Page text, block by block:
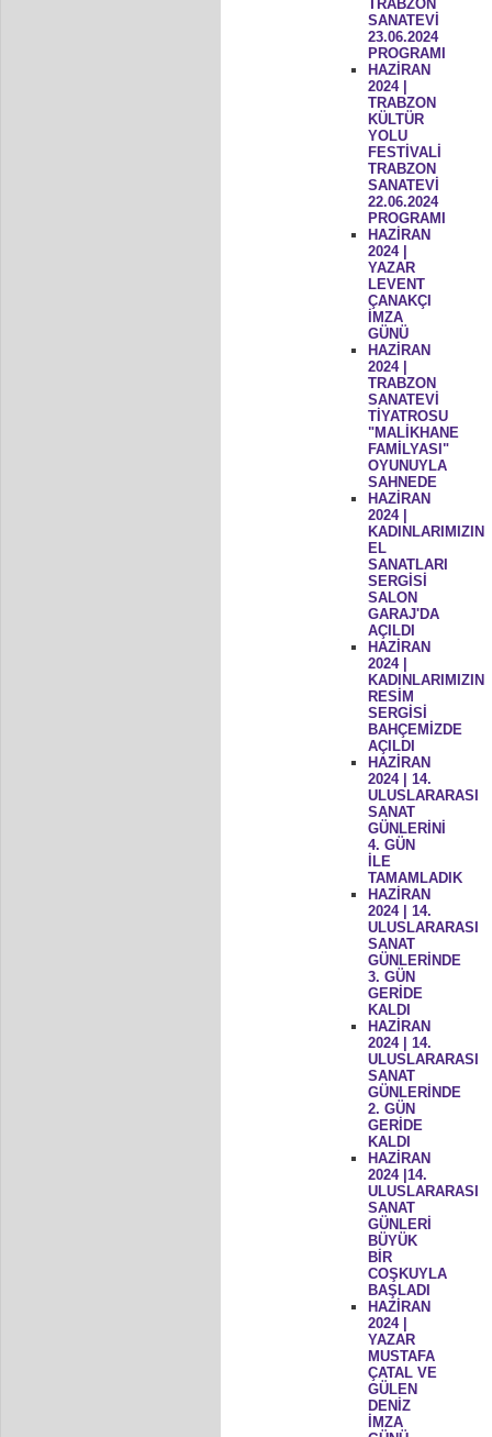
TRABZON
SANATEVİ
23.06.2024
PROGRAMI
HAZİRAN
2024 |
TRABZON
KÜLTÜR
YOLU
FESTİVALİ
TRABZON
SANATEVİ
22.06.2024
PROGRAMI
HAZİRAN
2024 |
YAZAR
LEVENT
ÇANAKÇI
İMZA
GÜNÜ
HAZİRAN
2024 |
TRABZON
SANATEVİ
TİYATROSU
"MALİKHANE
FAMİLYASI"
OYUNUYLA
SAHNEDE
HAZİRAN
2024 |
KADINLARIMIZIN
EL
SANATLARI
SERGİSİ
SALON
GARAJ'DA
AÇILDI
HAZİRAN
2024 |
KADINLARIMIZIN
RESİM
SERGİSİ
BAHÇEMİZDE
AÇILDI
HAZİRAN
2024 | 14.
ULUSLARARASI
SANAT
GÜNLERİNİ
4. GÜN
İLE
TAMAMLADIK
HAZİRAN
2024 | 14.
ULUSLARARASI
SANAT
GÜNLERİNDE
3. GÜN
GERİDE
KALDI
HAZİRAN
2024 | 14.
ULUSLARARASI
SANAT
GÜNLERİNDE
2. GÜN
GERİDE
KALDI
HAZİRAN
2024 |14.
ULUSLARARASI
SANAT
GÜNLERİ
BÜYÜK
BİR
COŞKUYLA
BAŞLADI
HAZİRAN
2024 |
YAZAR
MUSTAFA
ÇATAL VE
GÜLEN
DENİZ
İMZA